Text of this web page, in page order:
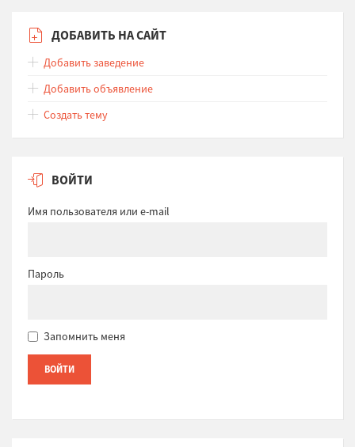
ДОБАВИТЬ НА САЙТ
Добавить заведение
Добавить объявление
Создать тему
ВОЙТИ
Имя пользователя или e-mail
Пароль
Запомнить меня